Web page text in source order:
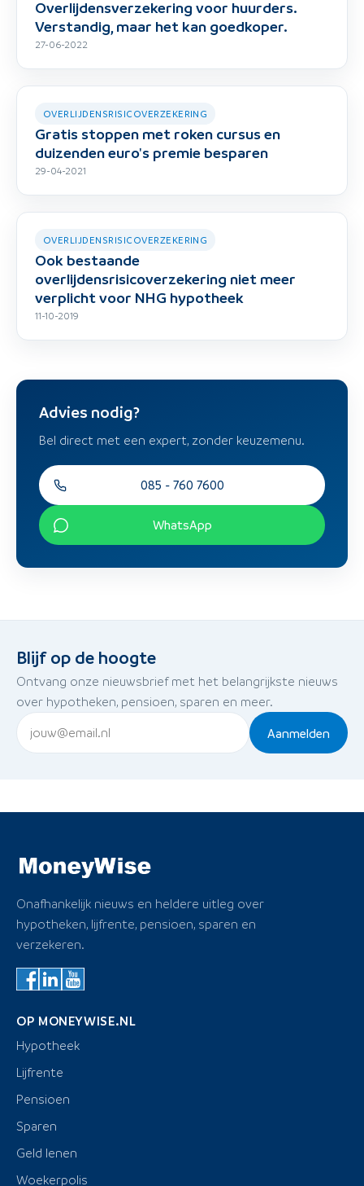
Overlijdensverzekering voor huurders.
Verstandig, maar het kan goedkoper.
27-06-2022
OVERLIJDENSRISICOVERZEKERING
Gratis stoppen met roken cursus en
duizenden euro's premie besparen
29-04-2021
OVERLIJDENSRISICOVERZEKERING
Ook bestaande
overlijdensrisicoverzekering niet meer
verplicht voor NHG hypotheek
11-10-2019
Advies nodig?
Bel direct met een expert, zonder keuzemenu.
085 - 760 7600
WhatsApp
Blijf op de hoogte
Ontvang onze nieuwsbrief met het belangrijkste nieuws
over hypotheken, pensioen, sparen en meer.
Aanmelden
Onafhankelijk nieuws en heldere uitleg over
hypotheken, lijfrente, pensioen, sparen en
verzekeren.
OP MONEYWISE.NL
Hypotheek
Lijfrente
Pensioen
Sparen
Geld lenen
Woekerpolis